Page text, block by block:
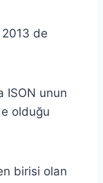
de
ISON unun
olduğu
birisi olan